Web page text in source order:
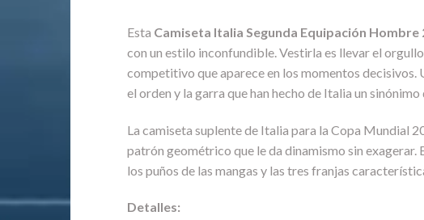
Esta Camiseta Italia Segunda Equipación Hombre
con un estilo inconfundible. Vestirla es llevar el
competitivo que aparece en los momentos decisivos.
el orden y la garra que han hecho de Italia un
La camiseta suplente de Italia para la Copa Mundial
patrón geométrico que le da dinamismo sin exagerar.
los puños de las mangas y las tres franjas
Detalles: